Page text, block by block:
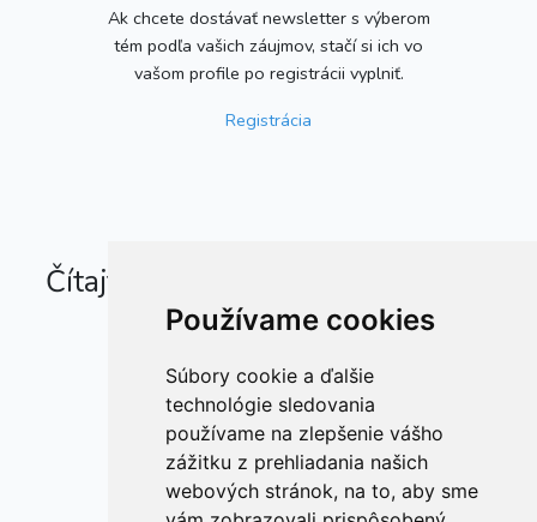
Používame cookies
Súbory cookie a ďalšie
technológie sledovania
používame na zlepšenie vášho
zážitku z prehliadania našich
webových stránok, na to, aby sme
Ak chcete dostávať newsletter s výberom
tém podľa vašich záujmov, stačí si ich vo
vašom profile po registrácii vyplniť.
Registrácia
Čítajte tiež